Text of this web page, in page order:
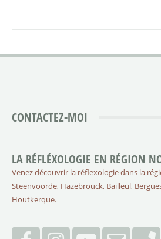
CONTACTEZ-MOI
LA RÉFLÉXOLOGIE EN RÉGION
Venez découvrir la réflexologie dans la
Steenvoorde, Hazebrouck, Bailleul,
Houtkerque.